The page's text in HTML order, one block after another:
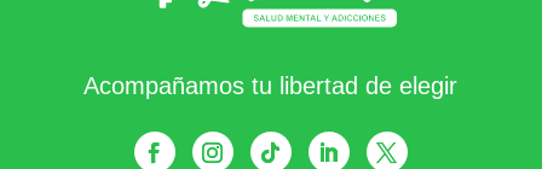
Acompañamos tu libertad de elegir